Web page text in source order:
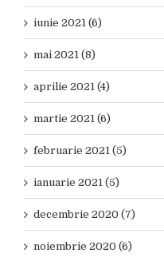
iunie 2021 (6)
mai 2021 (8)
aprilie 2021 (4)
martie 2021 (6)
februarie 2021 (5)
ianuarie 2021 (5)
decembrie 2020 (7)
noiembrie 2020 (6)